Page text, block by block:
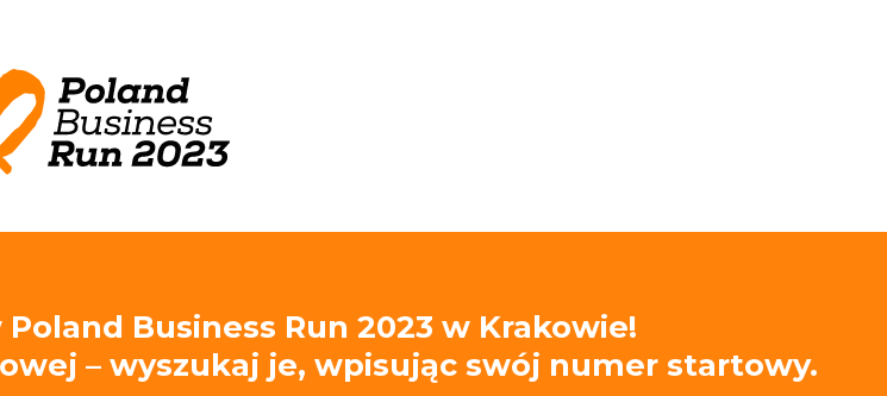
Business Run 2023 w Krakowie!
– wyszukaj je, wpisując swój numer startowy.